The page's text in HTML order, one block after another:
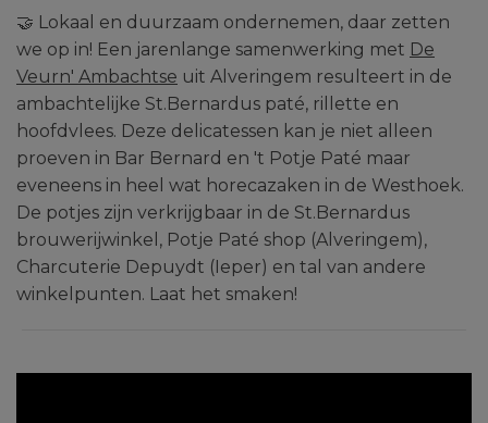
🤝 Lokaal en duurzaam ondernemen, daar zetten
we op in! Een jarenlange samenwerking met De
Veurn' Ambachtse uit Alveringem resulteert in de
ambachtelijke St.Bernardus paté, rillette en
hoofdvlees. Deze delicatessen kan je niet alleen
proeven in Bar Bernard en 't Potje Paté maar
eveneens in heel wat horecazaken in de Westhoek.
De potjes zijn verkrijgbaar in de St.Bernardus
brouwerijwinkel, Potje Paté shop (Alveringem),
Charcuterie Depuydt (Ieper) en tal van andere
winkelpunten. Laat het smaken!